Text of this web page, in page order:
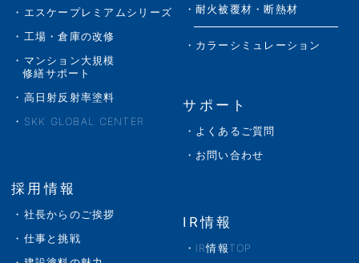
耐火被覆材・断熱材
カラーシミュレーション
エスケープレミアムシリーズ
工場・倉庫の改修
マンション大規模
修繕サポート
高日射反射率塗料
SKK GLOBAL CENTER
サポート
よくあるご質問
お問い合わせ
採用情報
社長からのご挨拶
仕事と挑戦
IR情報
IR情報TOP